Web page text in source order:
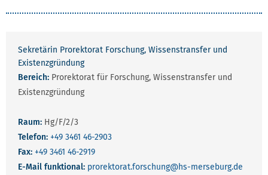
Sekretärin Prorektorat Forschung, Wissenstransfer und
Existenzgründung
Bereich: Prorektorat für Forschung, Wissenstransfer und
Existenzgründung
Raum: Hg/F/2/3
Telefon: +49 3461 46-2903
Fax: +49 3461 46-2919
E-Mail funktional: prorektorat.forschung@hs-merseburg.de